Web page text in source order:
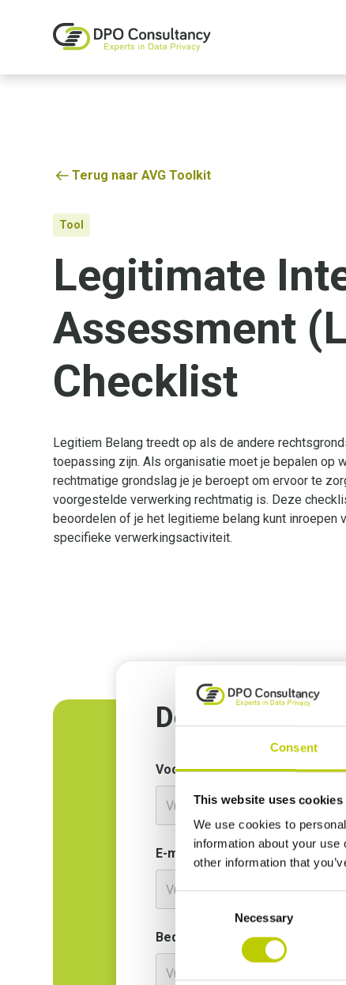
Consent
This website uses cookies
We use cookies to
information about your
other information that
Necessary
Terug naar AVG Toolkit
Tool
Legitimate
Assessment
Checklist
Legitiem Belang treedt op als de andere
toepassing zijn. Als organisatie moet je bepalen op
rechtmatige grondslag je je beroept om ervoor te
voorgestelde verwerking rechtmatig is. Deze
beoordelen of je het legitieme belang kunt inroepen
specifieke verwerkingsactiviteit.
Download tool
Voor- en achternaam*
E-mailadres*
Bedrijfsnaam